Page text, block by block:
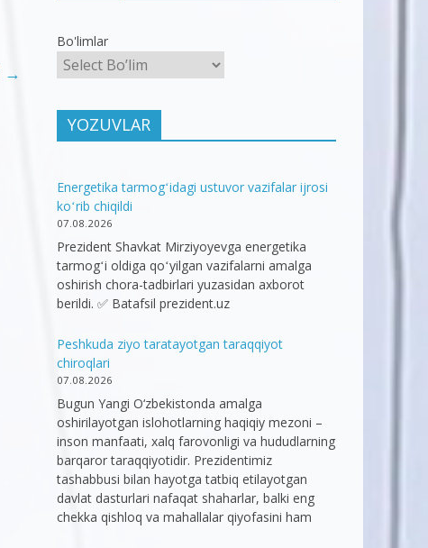
→
Bo'limlar
YOZUVLAR
Energetika tarmogʻidagi ustuvor vazifalar ijrosi
koʻrib chiqildi
07.08.2026
Prezident Shavkat Mirziyoyevga energetika
tarmogʻi oldiga qoʻyilgan vazifalarni amalga
oshirish chora-tadbirlari yuzasidan axborot
berildi. ✅ Batafsil prezident.uz
Peshkuda ziyo taratayotgan taraqqiyot
chiroqlari
07.08.2026
Bugun Yangi O‘zbekistonda amalga
oshirilayotgan islohotlarning haqiqiy mezoni –
inson manfaati, xalq farovonligi va hududlarning
barqaror taraqqiyotidir. Prezidentimiz
tashabbusi bilan hayotga tatbiq etilayotgan
davlat dasturlari nafaqat shaharlar, balki eng
chekka qishloq va mahallalar qiyofasini ham